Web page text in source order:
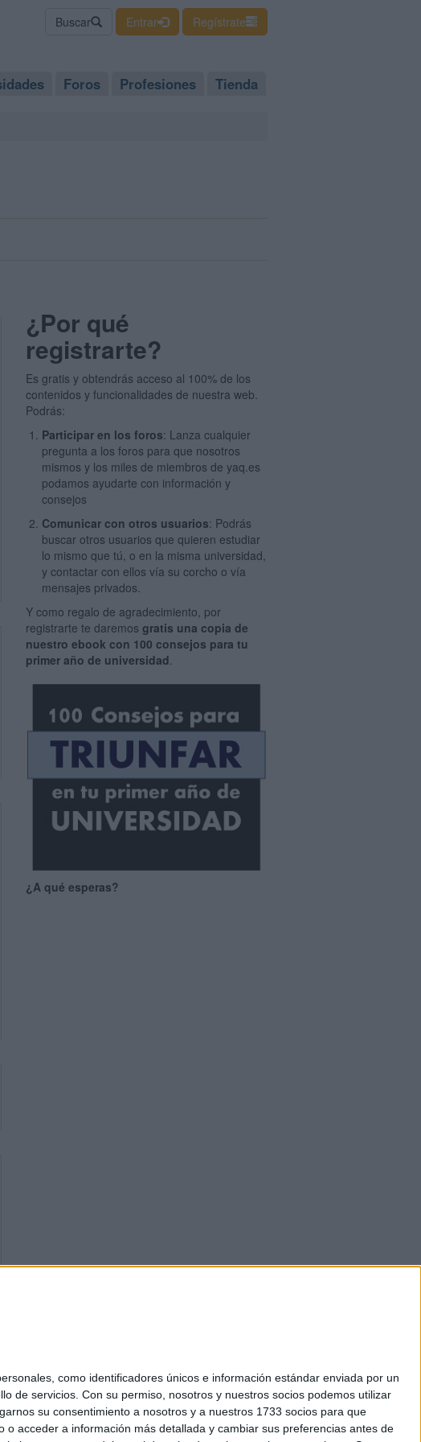
como identificadores únicos e información estándar enviada por un
de servicios. Con su permiso, nosotros y nuestros socios podemos utilizar
su consentimiento a nosotros y a nuestros 1733 socios para que
acceder a información más detallada y cambiar sus preferencias antes de
Buscar Entrar Regístrate
Foros Profesiones Tienda
¿Por qué
registrarte?
Es gratis y obtendrás acceso al 100% de los
contenidos y funcionalidades de nuestra web.
Podrás:
Participar en los foros: Lanza cualquier
pregunta a los foros para que nosotros
mismos y los miles de miembros de yaq.es
podamos ayudarte con información y
consejos
Comunicar con otros usuarios: Podrás
buscar otros usuarios que quieren estudiar
lo mismo que tú, o en la misma universidad,
y contactar con ellos vía su corcho o vía
mensajes privados.
Y como regalo de agradecimiento, por
registrarte te daremosgratis una copia de
nuestro ebook con 100 consejos para tu
primer año de universidad.
¿A qué esperas?
de cookies